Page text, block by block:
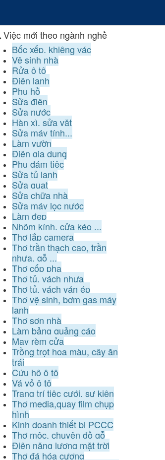
Việc mới theo ngành nghề
Bốc xếp, khiêng vác
Vệ sinh nhà
Rửa ô tô
Điện lạnh
Phụ hồ
Sửa điện
Sửa nước
Hàn xì, sửa vặt
Sửa máy tính...
Làm vườn
Điện gia dụng
Phụ đám tiệc
Sửa tủ lạnh
Sửa quạt
Sửa chữa nhà
Sửa máy lọc nước
Làm đẹp
Nhôm kính, cửa kéo ...
Thợ lắp camera
Thợ trần thạch cao, trần
nhựa, gỗ ...
Thợ cốp pha
Thợ tủ, vách nhựa
Thợ tủ, vách ván ép
Thợ vệ sinh, bơm gas máy
lạnh
Thợ sơn nhà
Làm bảng quảng cáo
May rèm cửa
Trồng trọt hoa màu, cây ăn
trái
Cứu hộ ô tô
Vá vỏ ô tô
Trang trí tiệc cưới, sự kiện
Thợ media,quay film chụp
hình
Kinh doanh thiết bị PCCC
Thợ mộc, chuyên đồ gỗ
Điện năng lượng mặt trời
Thợ đá hóa cương